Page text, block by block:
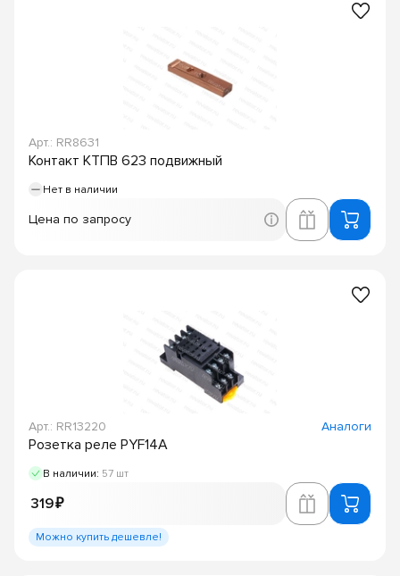
Арт.: RR8631
Контакт КТПВ 623 подвижный
Нет в наличии
Цена по запросу
Арт.: RR13220 Аналоги
Розетка реле PYF14A
В наличии: 57 шт
319 ₽
Можно купить дешевле!